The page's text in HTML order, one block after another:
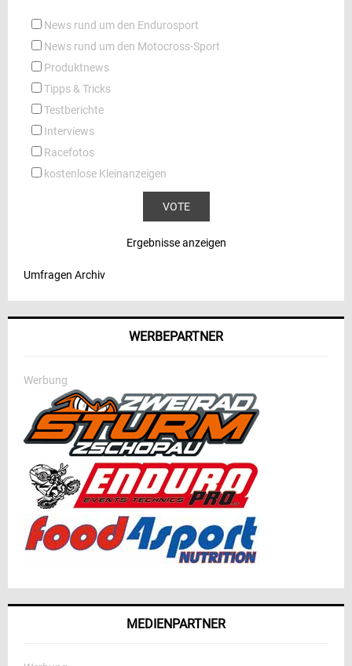
News rund um den Endurosport
News rund um den Motocross-Sport
Produktnews
Tipps & Tricks
Testberichte
Interviews
Racefotos
kostenlose Kleinanzeigen
Ergebnisse anzeigen
Umfragen Archiv
WERBEPARTNER
Werbung
MEDIENPARTNER